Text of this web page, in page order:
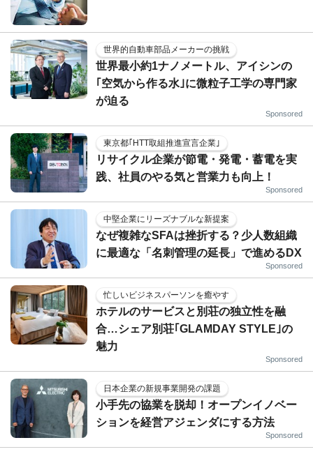
世界的自動車部品メーカーの挑戦
世界最小約1ナノメートル、アイシンの
｢空気から作る水｣に微粒子工学の専門家
が迫る
Sponsored
東京都｢HTT取組推進宣言企業｣
リサイクル企業が節電・発電・蓄電を実
践、社員のやる気と営業力も向上！
Sponsored
中堅企業にリーズナブルな新提案
なぜ複雑なSFAは挫折する？少人数組織
に最適な「名刺管理の延長」で進めるDX
Sponsored
忙しいビジネスパーソンを癒やす
ホテルのサービスと別荘の独立性を融
合…シェア別荘｢GLAMDAY STYLE｣の
魅力
Sponsored
日本企業の新規事業開発の課題
小手先の協業を脱却！オープンイノベー
ションを経営アジェンダにする方法
Sponsored